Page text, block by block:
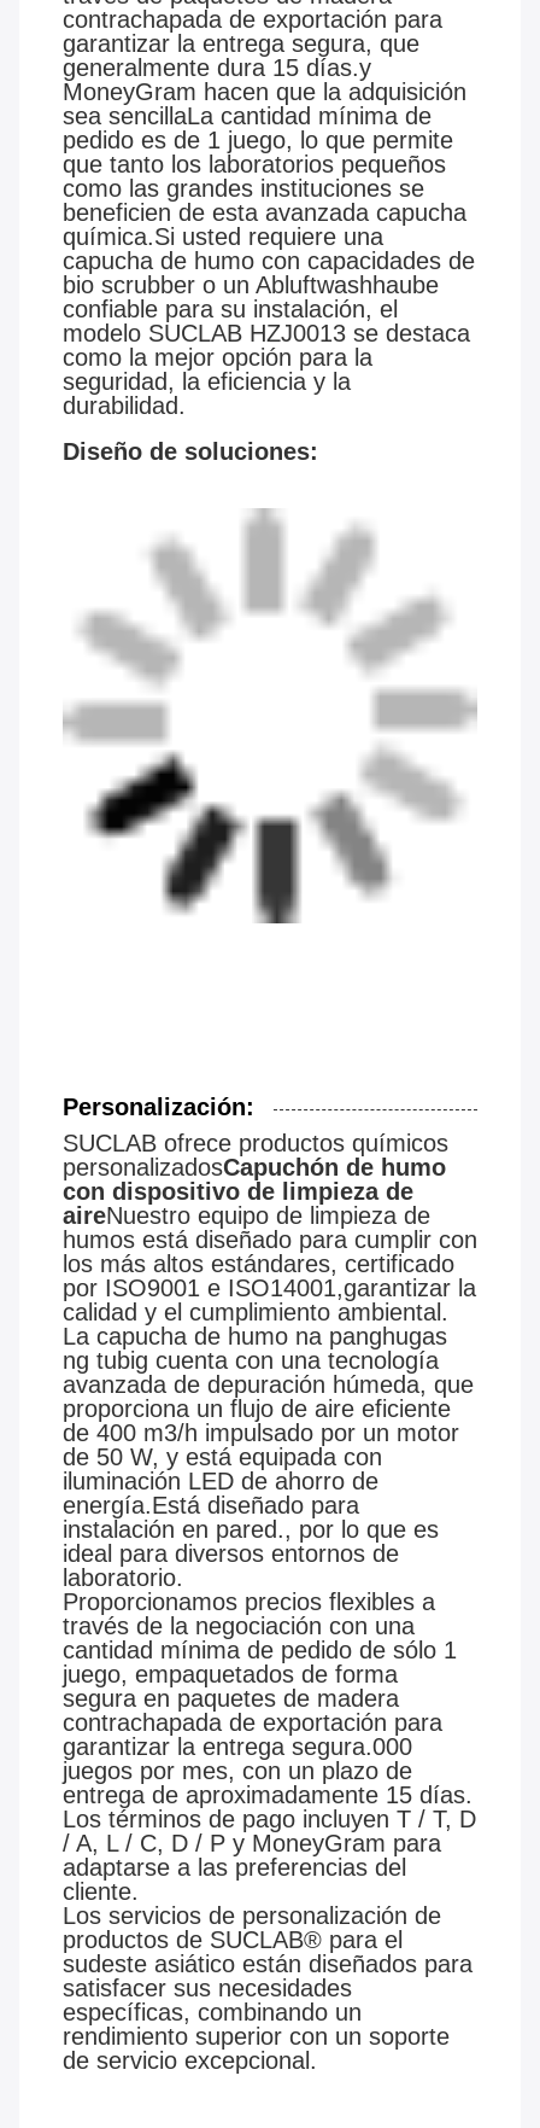
contrachapada de exportación para
garantizar la entrega segura, que
generalmente dura 15 días.y
MoneyGram hacen que la adquisición
sea sencillaLa cantidad mínima de
pedido es de 1 juego, lo que permite
que tanto los laboratorios pequeños
como las grandes instituciones se
beneficien de esta avanzada capucha
química.Si usted requiere una
capucha de humo con capacidades de
bio scrubber o un Abluftwashhaube
confiable para su instalación, el
modelo SUCLAB HZJ0013 se destaca
como la mejor opción para la
seguridad, la eficiencia y la
durabilidad.
Diseño de soluciones:
Personalización:
SUCLAB ofrece productos químicos
personalizadosCapuchón de humo
con dispositivo de limpieza de
aireNuestro equipo de limpieza de
humos está diseñado para cumplir con
los más altos estándares, certificado
por ISO9001 e ISO14001,garantizar la
calidad y el cumplimiento ambiental.
La capucha de humo na panghugas
ng tubig cuenta con una tecnología
avanzada de depuración húmeda, que
proporciona un flujo de aire eficiente
de 400 m3/h impulsado por un motor
de 50 W, y está equipada con
iluminación LED de ahorro de
energía.Está diseñado para
instalación en pared., por lo que es
ideal para diversos entornos de
laboratorio.
Proporcionamos precios flexibles a
través de la negociación con una
cantidad mínima de pedido de sólo 1
juego, empaquetados de forma
segura en paquetes de madera
contrachapada de exportación para
garantizar la entrega segura.000
juegos por mes, con un plazo de
entrega de aproximadamente 15 días.
Los términos de pago incluyen T / T, D
/ A, L / C, D / P y MoneyGram para
adaptarse a las preferencias del
cliente.
Los servicios de personalización de
productos de SUCLAB® para el
sudeste asiático están diseñados para
satisfacer sus necesidades
específicas, combinando un
rendimiento superior con un soporte
de servicio excepcional.